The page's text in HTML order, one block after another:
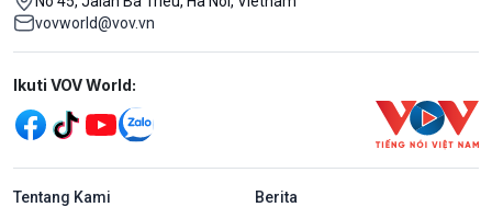
vovworld@vov.vn
Mạng xã hội
Ikuti VOV World:
menu footer tiếng Indo
Tentang Kami Berita